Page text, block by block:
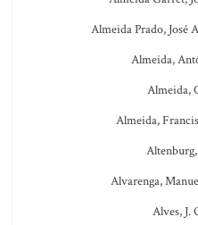
Almeida Prado, José
Almeida,
Almeida,
Almeida,
Alvarenga,
Alves, J.